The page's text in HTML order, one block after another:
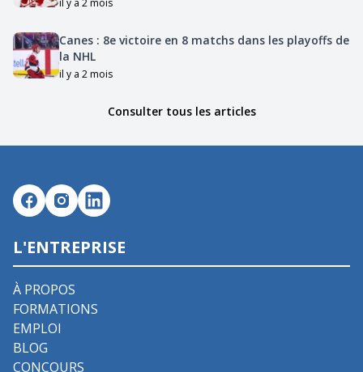
Canes : 8e victoire en 8 matchs dans les playoffs de
la NHL
il y a 2 mois
Consulter tous les articles
L'ENTREPRISE
À PROPOS
FORMATIONS
EMPLOI
BLOG
CONCOURS